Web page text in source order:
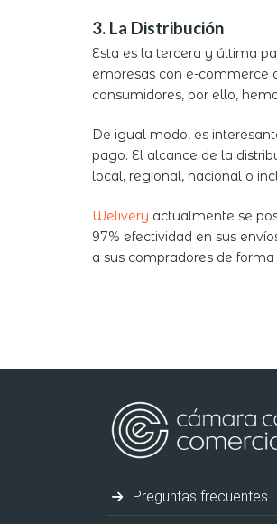
3. La Distribución
Esta es la tercera y última
empresas con e-commerce
consumidores, por ello,
De igual modo, es
pago. El alcance de la
local, regional, nacional o
Welivery actualmente se
97% efectividad en sus
a sus compradores de
Preguntas frecuentes